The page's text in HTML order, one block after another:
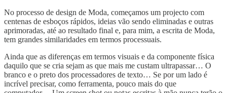
No processo de design de Moda, começamos um projecto com
centenas de esboços rápidos, ideias vão sendo eliminadas e outras
aprimoradas, até ao resultado final e, para mim, a escrita de Moda,
tem grandes similaridades em termos processuais.
Ainda que as diferenças em termos visuais e da componente física
daquilo que se cria sejam as que mais me custam ultrapassar… O
branco e o preto dos processadores de texto… Se por um lado é
incrível precisar, como ferramenta, pouco mais do que